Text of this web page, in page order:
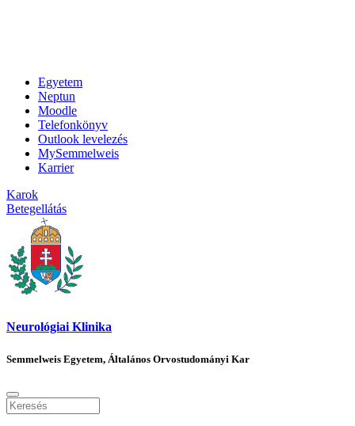
Egyetem
Neptun
Moodle
Telefonkönyv
Outlook levelezés
MySemmelweis
Karrier
Karok
Betegellátás
Neurológiai Klinika
Semmelweis Egyetem, Általános Orvostudományi Kar